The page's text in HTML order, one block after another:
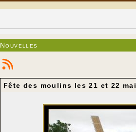
Nouvelles
Fête des moulins les 21 et 22 mai